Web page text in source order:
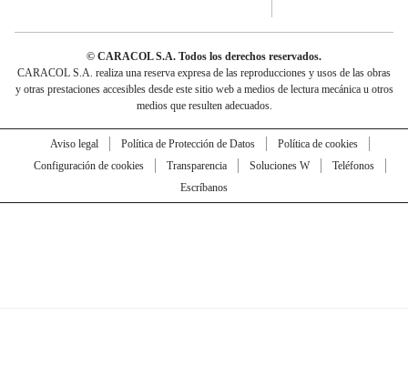
© CARACOL S.A. Todos los derechos reservados.
CARACOL S.A. realiza una reserva expresa de las reproducciones y usos de las obras
y otras prestaciones accesibles desde este sitio web a medios de lectura mecánica u otros
medios que resulten adecuados.
Aviso legal Política de Protección de Datos
Política de cookies
Configuración de cookies
Transparencia Soluciones W
Teléfonos
Escríbanos